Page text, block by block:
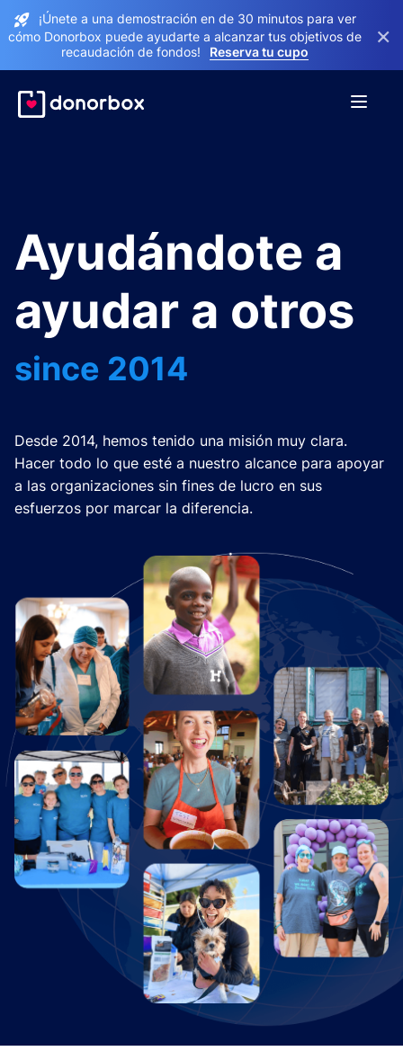
¡Únete a una demostración en de 30 minutos para ver
cómo Donorbox puede ayudarte a alcanzar tus objetivos de
recaudación de fondos!
Reserva tu cupo
×
Ayudándote a
ayudar a otros
since 2014
Desde 2014, hemos tenido una misión muy clara.
Hacer todo lo que esté a nuestro alcance para apoyar
a las organizaciones sin fines de lucro en sus
esfuerzos por marcar la diferencia.